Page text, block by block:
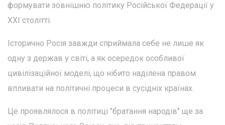
формувати зовнішню політику Російської Федерації у
XXI столітті.
Історично Росія завжди сприймала себе не лише як
одну з держав у світі, а як осередок особливої
цивілізаційної моделі, що нібито наділена правом
впливати на політичні процеси в сусідніх країнах.
Це проявлялося в політиці "братання народів" ще за